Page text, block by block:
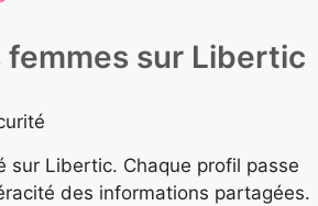
sur Libertic
sur Libertic. Chaque profil passe
des informations partagées.